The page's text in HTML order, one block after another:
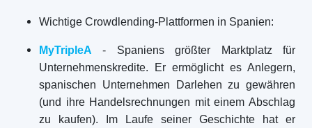
Wichtige Crowdlending-Plattformen in Spanien:
MyTripleA - Spaniens größter Marktplatz für
Unternehmenskredite. Er ermöglicht es Anlegern,
spanischen Unternehmen Darlehen zu gewähren
(und ihre Handelsrechnungen mit einem Abschlag
zu kaufen). Im Laufe seiner Geschichte hat er